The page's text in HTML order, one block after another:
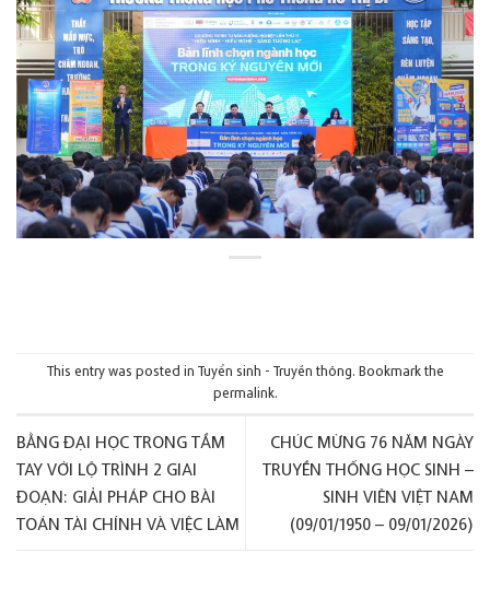
This entry was posted in Tuyển sinh - Truyền thông. Bookmark the
permalink.
BẰNG ĐẠI HỌC TRONG TẦM
TAY VỚI LỘ TRÌNH 2 GIAI
ĐOẠN: GIẢI PHÁP CHO BÀI
TOÁN TÀI CHÍNH VÀ VIỆC LÀM
CHÚC MỪNG 76 NĂM NGÀY
TRUYỀN THỐNG HỌC SINH –
SINH VIÊN VIỆT NAM
(09/01/1950 – 09/01/2026)